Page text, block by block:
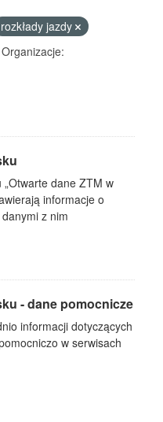
rozkłady jazdy
Organizacje:
dane ZTM w
informacje o
z nim
- dane pomocnicze
informacji dotyczących
w serwisach